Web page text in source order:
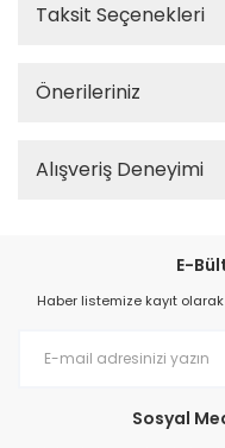
Taksit Seçenekleri
Önerileriniz
Alışveriş Deneyimi
E-
Haber listemize kayıt
Sosyal